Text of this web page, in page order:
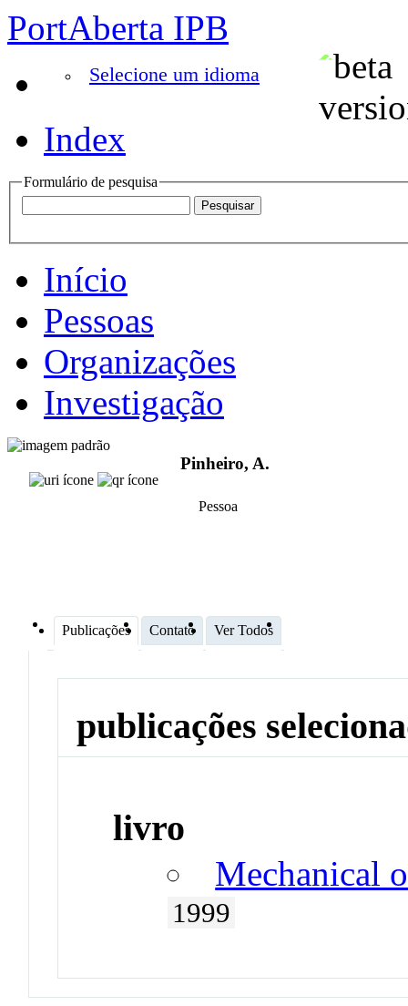
PortAberta IPB
Selecione um idioma
Index
Formulário de pesquisa
Início
Pessoas
Organizações
Investigação
Pinheiro, A.
Pessoa
Publicações Contato Ver Todos
publicações
livro
Mechanical
1999